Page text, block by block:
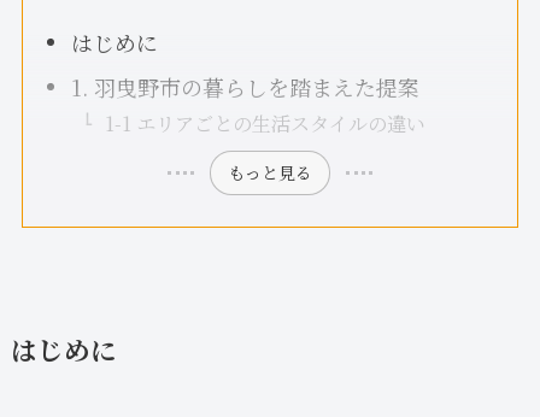
はじめに
1. 羽曳野市の暮らしを踏まえた提案
1-1 エリアごとの生活スタイルの違い
もっと見る
はじめに